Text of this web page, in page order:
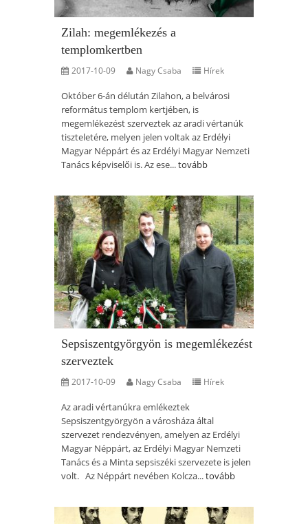
Zilah: megemlékezés a
templomkertben
2017-10-09 Nagy Csaba Hírek
Október 6-án délután Zilahon, a belvárosi
református templom kertjében, is
megemlékezést szerveztek az aradi vértanúk
tiszteletére, melyen jelen voltak az Erdélyi
Magyar Néppárt és az Erdélyi Magyar Nemzeti
Tanács képviselői is. Az ese...tovább
Sepsiszentgyörgyön is megemlékezést
szerveztek
2017-10-09 Nagy Csaba Hírek
Az aradi vértanúkra emlékeztek
Sepsiszentgyörgyön a városháza által
szervezet rendezvényen, amelyen az Erdélyi
Magyar Néppárt, az Erdélyi Magyar Nemzeti
Tanács és a Minta sepsiszéki szervezete is jelen
volt. Az Néppárt nevében Kolcza...tovább